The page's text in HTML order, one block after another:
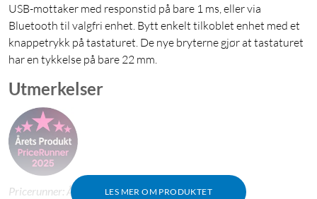
USB-mottaker med responstid på bare 1 ms, eller via
Bluetooth til valgfri enhet. Bytt enkelt tilkoblet enhet med et
knappetrykk på tastaturet. De nye bryterne gjør at tastaturet
har en tykkelse på bare 22 mm.
LES MER OM PRODUKTET
Utmerkelser
Pricerunner: Årets produkt 2025 i Danmark.